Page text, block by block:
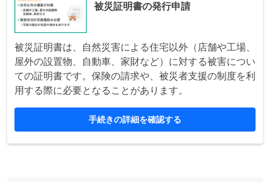
被災証明書の発行申請
被災証明書は、自然災害による住宅以外（店舗や工場、
屋外の設置物、自動車、家財など）に対する被害につい
ての証明書です。保険の請求や、被災者支援の制度を利
用する際に必要となることがあります。
手続きの詳細を確認する